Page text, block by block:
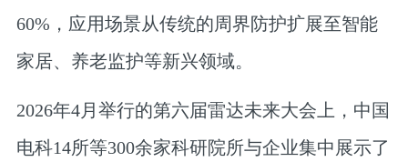
60%，应用场景从传统的周界防护扩展至智能
家居、养老监护等新兴领域。
2026年4月举行的第六届雷达未来大会上，中国
电科14所等300余家科研院所与企业集中展示了